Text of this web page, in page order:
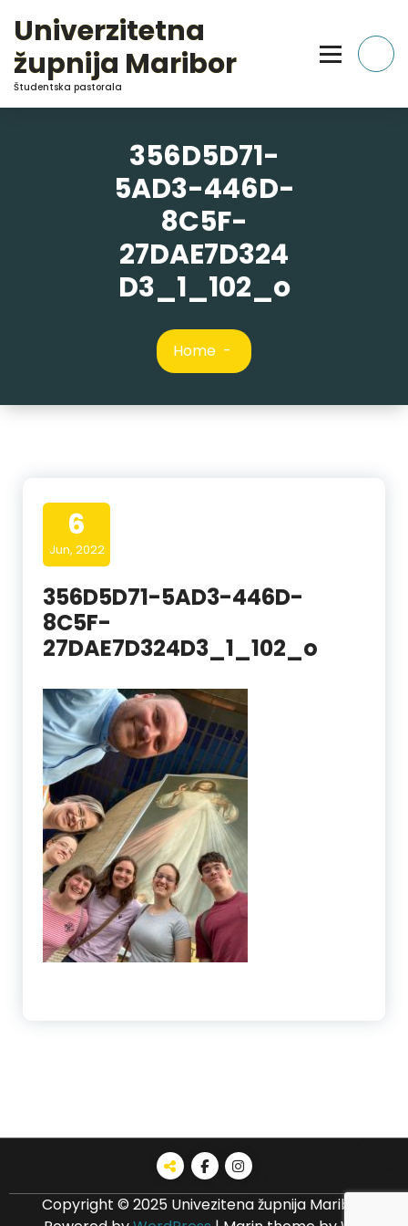
Content
Univerzitetna
župnija Maribor
Študentska pastorala
356D5D71-
5AD3-446D-
8C5F-
27DAE7D324
D3_1_102_o
Home -
6
Jun, 2022
356D5D71-5AD3-446D-
8C5F-
27DAE7D324D3_1_102_o
Copyright © 2025 Univezitena župnija Maribor